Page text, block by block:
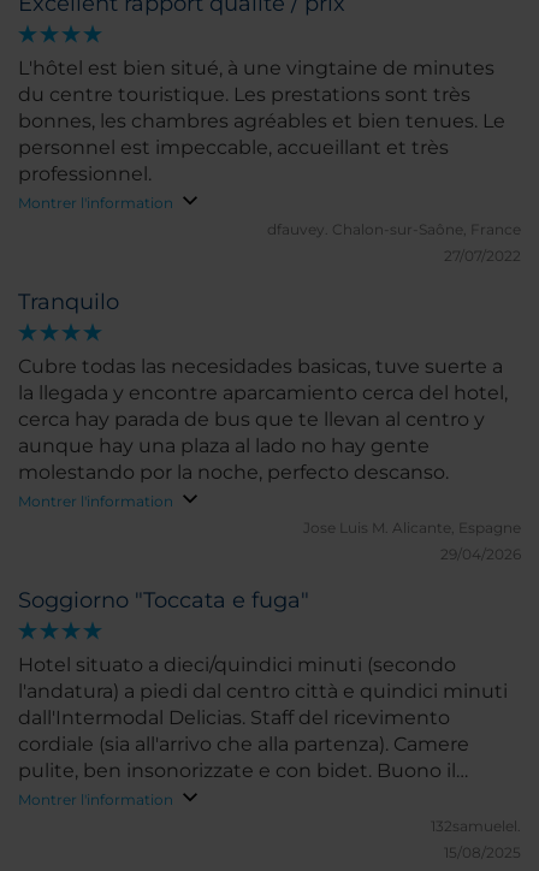
L'hôtel est bien situé, à une vingtaine de minutes
du centre touristique. Les prestations sont très
bonnes, les chambres agréables et bien tenues. Le
personnel est impeccable, accueillant et très
professionnel.
Montrer l'information
dfauvey. Chalon-sur-Saône, France
27/07/2022
Tranquilo
Cubre todas las necesidades basicas, tuve suerte a
la llegada y encontre aparcamiento cerca del hotel,
cerca hay parada de bus que te llevan al centro y
aunque hay una plaza al lado no hay gente
molestando por la noche, perfecto descanso.
Montrer l'information
Jose Luis M. Alicante, Espagne
29/04/2026
Soggiorno "Toccata e fuga"
Hotel situato a dieci/quindici minuti (secondo
l'andatura) a piedi dal centro città e quindici minuti
dall'Intermodal Delicias. Staff del ricevimento
cordiale (sia all'arrivo che alla partenza). Camere
pulite, ben insonorizzate e con bidet. Buono il
segnale del wi-fi. Non ho usufruito del servizio
Montrer l'information
132samuelel.
15/08/2025